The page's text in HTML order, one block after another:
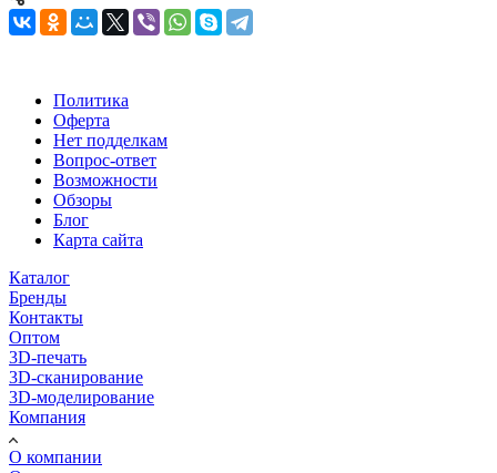
Политика
Оферта
Нет подделкам
Вопрос-ответ
Возможности
Обзоры
Блог
Карта сайта
Каталог
Бренды
Контакты
Оптом
3D-печать
3D-сканирование
3D-моделирование
Компания
О компании